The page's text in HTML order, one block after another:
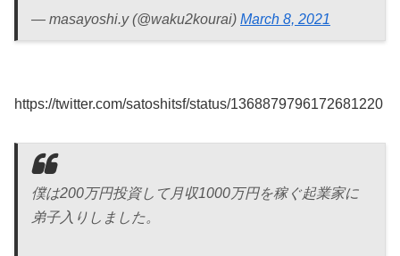
— masayoshi.y (@waku2kourai) March 8, 2021
https://twitter.com/satoshitsf/status/1368879796172681220
僕は200万円投資して月収1000万円を稼ぐ起業家に
弟子入りしました。